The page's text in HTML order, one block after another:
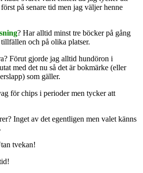
på senare tid men jag väljer henne
? Har alltid minst tre böcker på gång
och på olika platser.
Förut gjorde jag alltid hundöron i
med det nu så det är bokmärke (eller
som gäller.
för chips i perioder men tycker att
Inget av det egentligen men valet känns
tvekan!